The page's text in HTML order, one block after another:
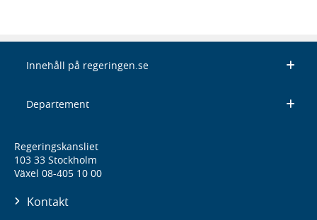
Innehåll på regeringen.se
Departement
Regeringskansliet
103 33 Stockholm
Växel 08-405 10 00
Kontakt